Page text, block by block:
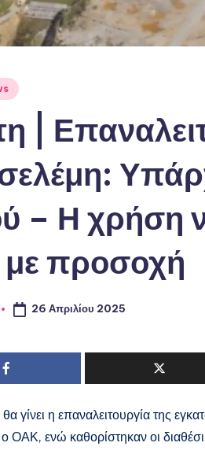
|
– Η χρήση
με προσοχή
26 Απριλίου 2025
γίνει η επαναλειτουργία της
ΟΑΚ, ενώ καθορίστηκαν οι